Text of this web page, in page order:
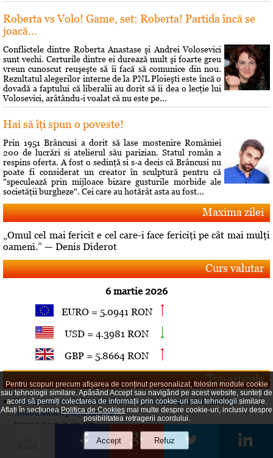
Roberta vs Volo! Game, set: Roberta! Partida încă se
joacă...
Conflictele dintre Roberta Anastase şi Andrei Volosevici
sunt vechi. Certurile dintre ei durează mult şi foarte greu
vreun cunoscut reuşeşte să îi facă să comunice din nou.
Rezultatul alegerilor interne de la PNL Ploieşti este încă o
dovadă a faptului că liberalii au dorit să îi dea o lecţie lui
Volosevici, arâtându-i voalat că nu este pe...
Hai să îţi spun o poveste!
Prin 1951 Brâncusi a dorit să lase mostenire României
200 de lucrări si atelierul său parizian. Statul român a
respins oferta. A fost o sedinţă si s-a decis că Brâncusi nu
poate fi considerat un creator în sculptură pentru că
"speculează prin mijloace bizare gusturile morbide ale
societăţii burgheze". Cei care au hotărât asta au fost...
Maxima zilei
„Omul cel mai fericit e cel care-i face fericiţi pe cât mai mulţi
oameni.” — Denis Diderot
Curs valutar
6 martie 2026
EURO = 5.0941 RON
USD = 4.3981 RON
GBP = 5.8664 RON
Top articole
Comandament de lucru la Guvern pe tema aprovizionării cu
combustibil a pieţei interne
Publicat la data de 31 iulie 2026
Ordine şi confort in dormitor: detalii care schimbă totul
Pentru scopuri precum afișarea de conținut personalizat, folosim module cookie
sau tehnologii similare. Apăsând Accept sau navigând pe acest website, sunteți de
acord să permiți colectarea de informații prin cookie-uri sau tehnologii similare.
Aflați în secțiuneaPolitica de Cookies mai multe despre cookie-uri, inclusiv despre
posibilitatea retragerii acordului.